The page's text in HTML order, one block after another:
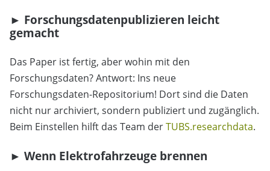
► Forschungsdatenpublizieren leicht
gemacht
Das Paper ist fertig, aber wohin mit den
Forschungsdaten? Antwort: Ins neue
Forschungsdaten-Repositorium! Dort sind die Daten
nicht nur archiviert, sondern publiziert und zugänglich.
Beim Einstellen hilft das Team derTUBS.researchdata.
► Wenn Elektrofahrzeuge brennen